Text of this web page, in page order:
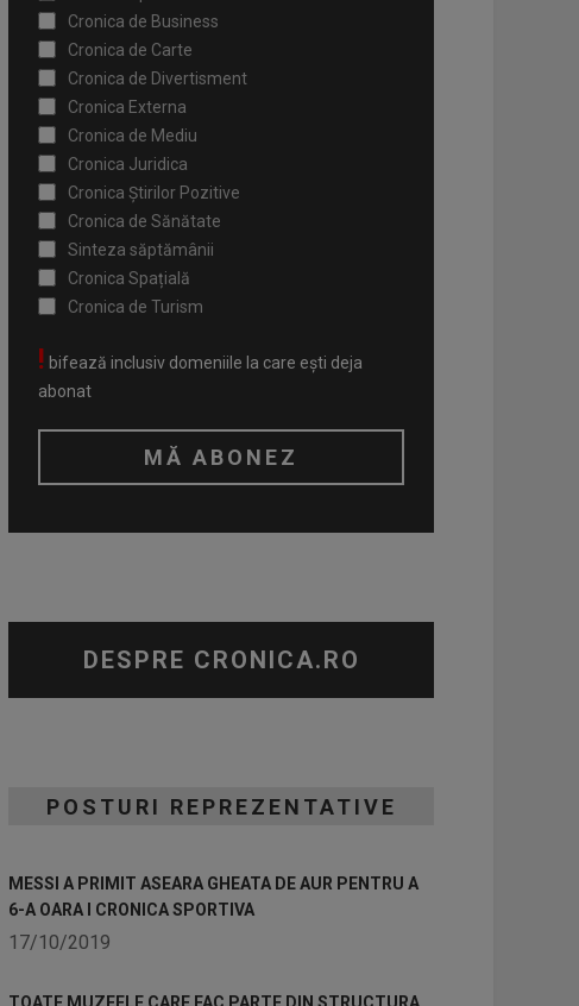
Cronica de Business
Cronica de Carte
Cronica de Divertisment
Cronica Externa
Cronica de Mediu
Cronica Juridica
Cronica Știrilor Pozitive
Cronica de Sănătate
Sinteza săptămânii
Cronica Spațială
Cronica de Turism
! bifează inclusiv domeniile la care ești deja
abonat
DESPRE CRONICA.RO
POSTURI REPREZENTATIVE
MESSI A PRIMIT ASEARA GHEATA DE AUR PENTRU A
6-A OARA I CRONICA SPORTIVA
17/10/2019